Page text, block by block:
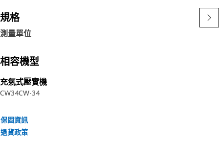
規格
測量單位
相容機型
充氣式壓實機
CW34CW-34
保固資訊
退貨政策